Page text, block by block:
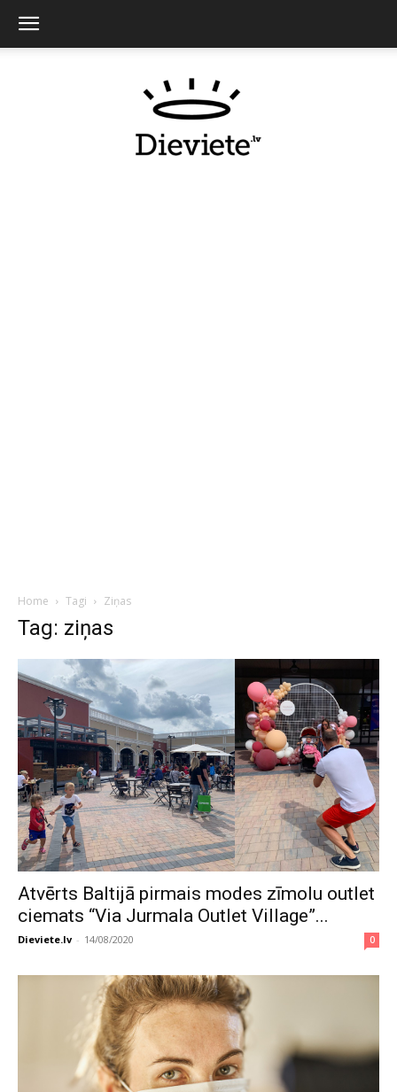
Home Tagi Ziņas
Tag: ziņas
Atvērts Baltijā pirmais modes zīmolu outlet
ciemats “Via Jurmala Outlet Village”...
Dieviete.lv - 14/08/2020 0